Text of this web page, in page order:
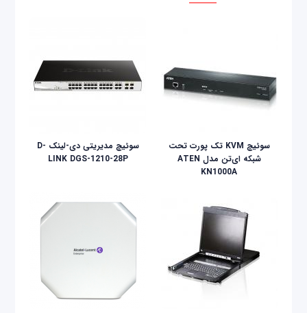
سوئیچ KVM تک پورت تحت
شبکه ای‌تن مدل ATEN
KN1000A
سوئیچ مدیریتی دی-لینک D-
LINK DGS-1210-28P